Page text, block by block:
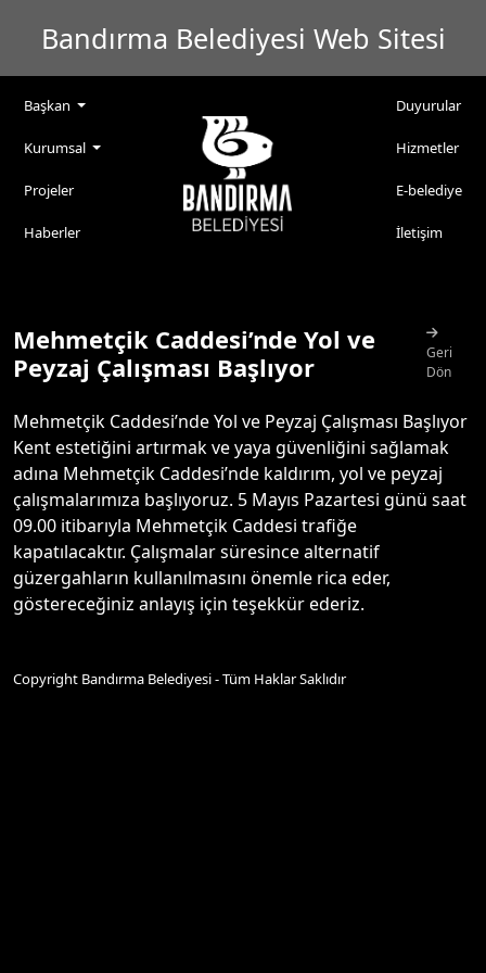
Bandırma Belediyesi Web Sitesi
Başkan
Kurumsal
Projeler
Haberler
Duyurular
Hizmetler
E-belediye
İletişim
Mehmetçik Caddesi’nde Yol ve
Peyzaj Çalışması Başlıyor
Geri
Dön
Mehmetçik Caddesi’nde Yol ve Peyzaj Çalışması Başlıyor
Kent estetiğini artırmak ve yaya güvenliğini sağlamak
adına Mehmetçik Caddesi’nde kaldırım, yol ve peyzaj
çalışmalarımıza başlıyoruz. 5 Mayıs Pazartesi günü saat
09.00 itibarıyla Mehmetçik Caddesi trafiğe
kapatılacaktır. Çalışmalar süresince alternatif
güzergahların kullanılmasını önemle rica eder,
göstereceğiniz anlayış için teşekkür ederiz.
Copyright Bandırma Belediyesi - Tüm Haklar Saklıdır